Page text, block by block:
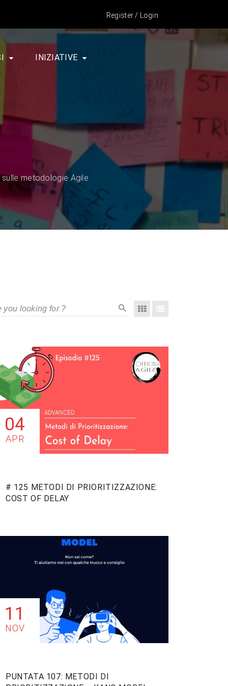
Register / Login
INIZIATIVE
metodologie Agile
04
APR
# 125 METODI DI PRIORITIZZAZIONE:
COST OF DELAY
11
NOV
PUNTATA 107: METODI DI